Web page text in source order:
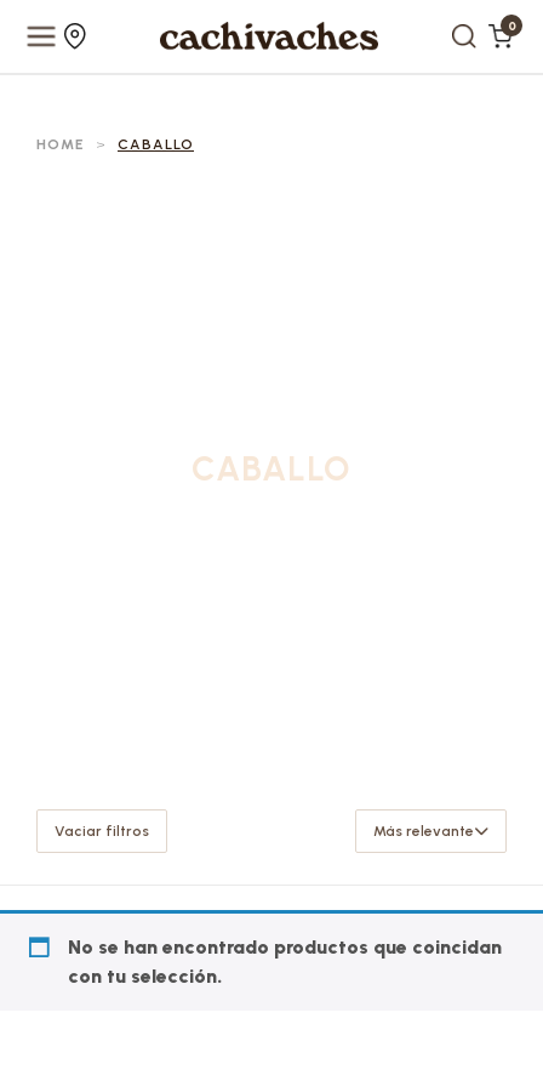
0
HOME > CABALLO
CABALLO
Vaciar filtros Más relevante
No se han encontrado productos que coincidan
con tu selección.